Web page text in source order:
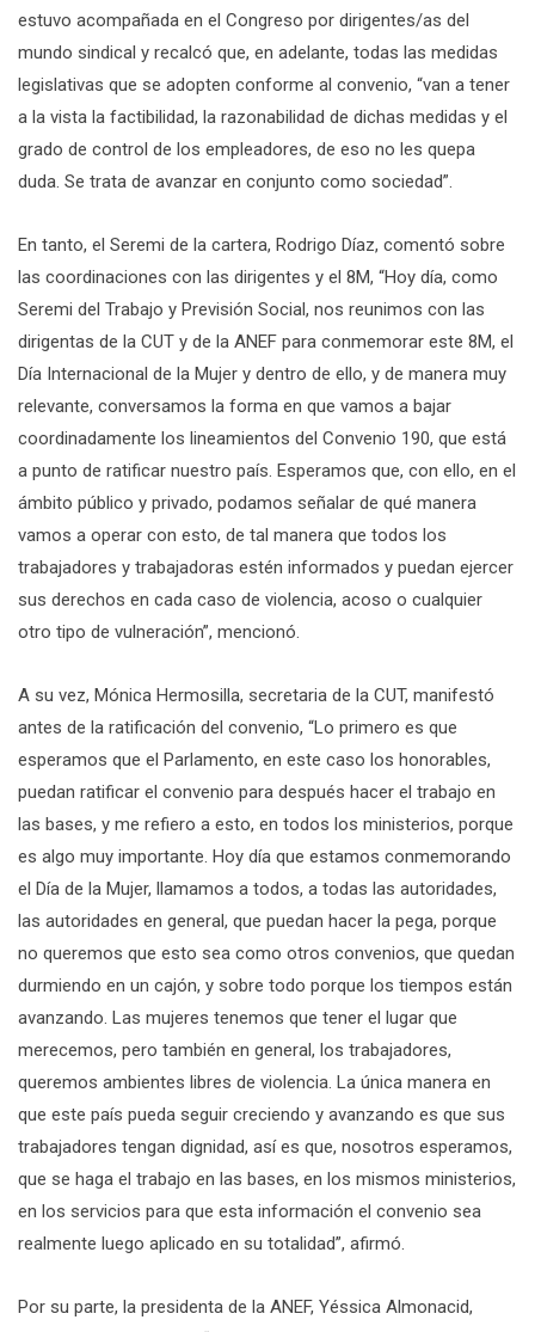
estuvo acompañada en el Congreso por dirigentes/as del
mundo sindical y recalcó que, en adelante, todas las medidas
legislativas que se adopten conforme al convenio, “van a tener
a la vista la factibilidad, la razonabilidad de dichas medidas y el
grado de control de los empleadores, de eso no les quepa
duda. Se trata de avanzar en conjunto como sociedad”.
En tanto, el Seremi de la cartera, Rodrigo Díaz, comentó sobre
las coordinaciones con las dirigentes y el 8M, “Hoy día, como
Seremi del Trabajo y Previsión Social, nos reunimos con las
dirigentas de la CUT y de la ANEF para conmemorar este 8M, el
Día Internacional de la Mujer y dentro de ello, y de manera muy
relevante, conversamos la forma en que vamos a bajar
coordinadamente los lineamientos del Convenio 190, que está
a punto de ratificar nuestro país. Esperamos que, con ello, en el
ámbito público y privado, podamos señalar de qué manera
vamos a operar con esto, de tal manera que todos los
trabajadores y trabajadoras estén informados y puedan ejercer
sus derechos en cada caso de violencia, acoso o cualquier
otro tipo de vulneración”, mencionó.
A su vez, Mónica Hermosilla, secretaria de la CUT, manifestó
antes de la ratificación del convenio, “Lo primero es que
esperamos que el Parlamento, en este caso los honorables,
puedan ratificar el convenio para después hacer el trabajo en
las bases, y me refiero a esto, en todos los ministerios, porque
es algo muy importante. Hoy día que estamos conmemorando
el Día de la Mujer, llamamos a todos, a todas las autoridades,
las autoridades en general, que puedan hacer la pega, porque
no queremos que esto sea como otros convenios, que quedan
durmiendo en un cajón, y sobre todo porque los tiempos están
avanzando. Las mujeres tenemos que tener el lugar que
merecemos, pero también en general, los trabajadores,
queremos ambientes libres de violencia. La única manera en
que este país pueda seguir creciendo y avanzando es que sus
trabajadores tengan dignidad, así es que, nosotros esperamos,
que se haga el trabajo en las bases, en los mismos ministerios,
en los servicios para que esta información el convenio sea
realmente luego aplicado en su totalidad”, afirmó.
Por su parte, la presidenta de la ANEF, Yéssica Almonacid,